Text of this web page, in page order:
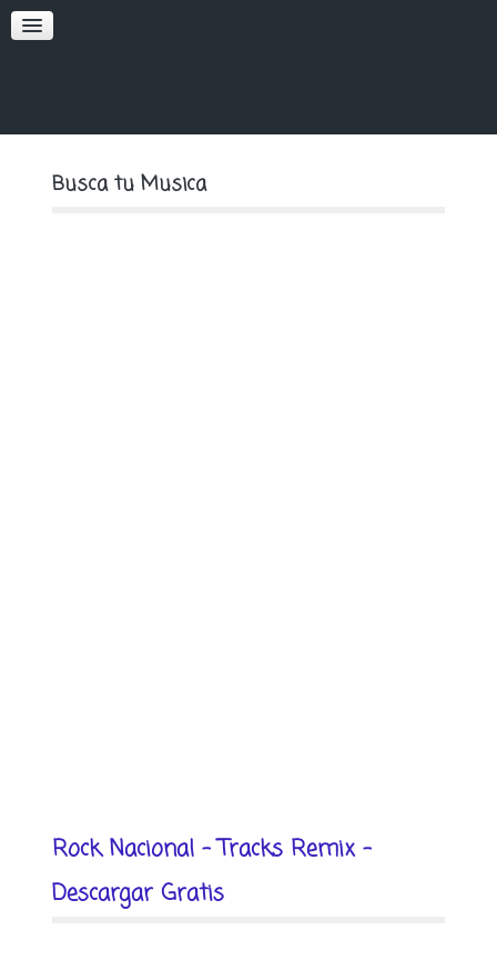
SOFT
Busca tu Musica
Rock Nacional - Tracks Remix -
Descargar Gratis